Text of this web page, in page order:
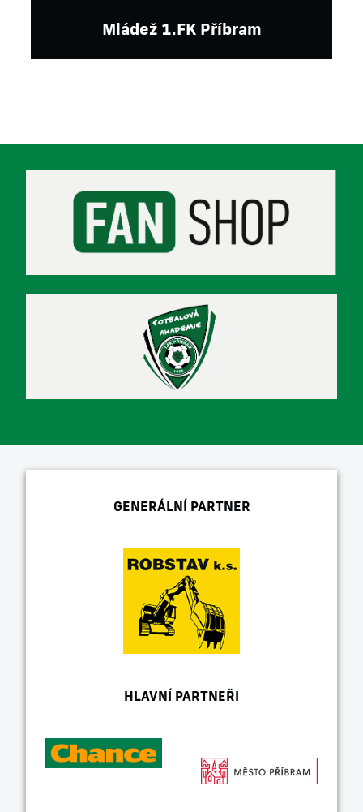
Mládež 1.FK Příbram
GENERÁLNÍ PARTNER
HLAVNÍ PARTNEŘI